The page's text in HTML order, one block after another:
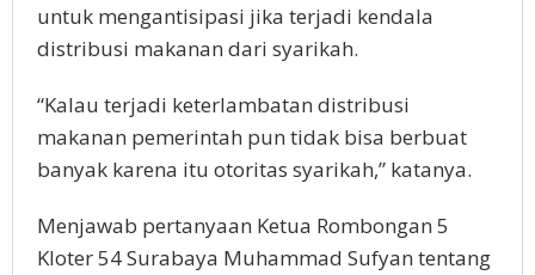
untuk mengantisipasi jika terjadi kendala
distribusi makanan dari syarikah.
“Kalau terjadi keterlambatan distribusi
makanan pemerintah pun tidak bisa berbuat
banyak karena itu otoritas syarikah,” katanya.
Menjawab pertanyaan Ketua Rombongan 5
Kloter 54 Surabaya Muhammad Sufyan tentang